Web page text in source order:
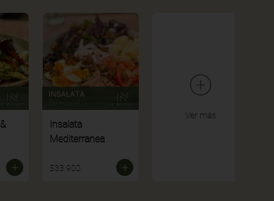
Insalata
Mediterranea
$33.900
Ver más